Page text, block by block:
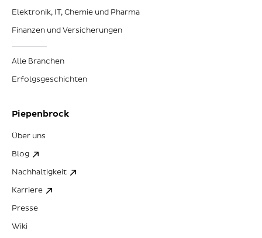
Elektronik, IT, Chemie und Pharma
Finanzen und Versicherungen
Alle Branchen
Erfolgsgeschichten
Piepenbrock
Über uns
Blog
Nachhaltigkeit
Karriere
Presse
Wiki